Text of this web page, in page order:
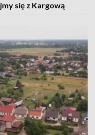
się z Kargową